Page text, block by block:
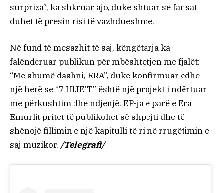
surpriza”, ka shkruar ajo, duke shtuar se fansat
duhet të presin risi të vazhdueshme.
Në fund të mesazhit të saj, këngëtarja ka
falënderuar publikun për mbështetjen me fjalët:
“Me shumë dashni, ERA”, duke konfirmuar edhe
një herë se “7 HIJE’T” është një projekt i ndërtuar
me përkushtim dhe ndjenjë. EP-ja e parë e Era
Emurlit pritet të publikohet së shpejti dhe të
shënojë fillimin e një kapitulli të ri në rrugëtimin e
saj muzikor. /Telegrafi/